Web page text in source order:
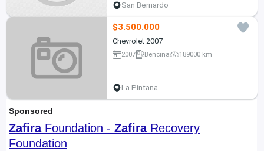
San Bernardo
$3.500.000
Chevrolet 2007
2007 Bencina 189000 km
La Pintana